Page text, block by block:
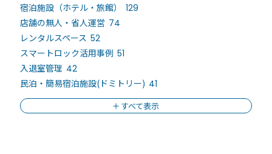
宿泊施設（ホテル・旅館）
129
店舗の無人・省人運営 74
レンタルスペース 52
スマートロック活用事例 51
入退室管理 42
民泊・簡易宿泊施設(ドミトリー) 41
すべて表示